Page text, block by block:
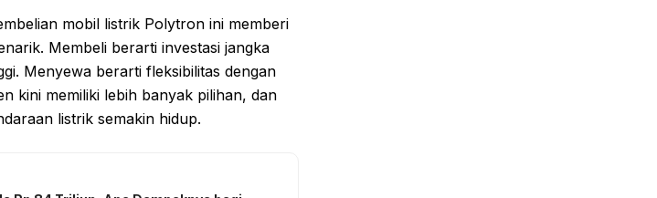
mobil listrik Polytron ini memberi
Membeli berarti investasi jangka
Menyewa berarti fleksibilitas dengan
kini memiliki lebih banyak pilihan, dan
listrik semakin hidup.